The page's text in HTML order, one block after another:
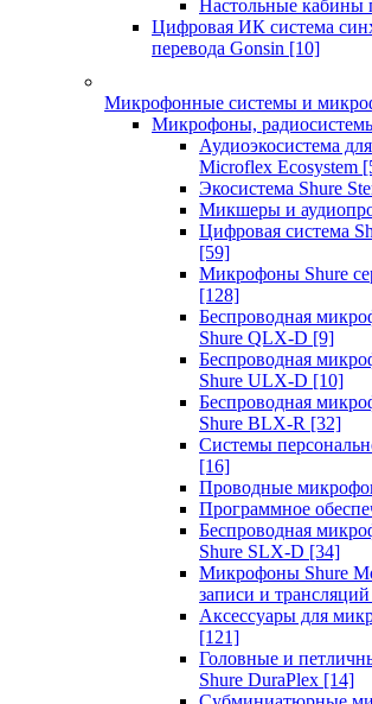
Настольные кабины
Цифровая ИК система
перевода Gonsin [10]
Микрофонные системы и
Микрофоны,
Аудиоэкосистема
Microflex Ecosystem
Экосистема Shure
Микшеры и
Цифровая система
[59]
Микрофоны Shure
[128]
Беспроводная
Shure QLX-D [9]
Беспроводная
Shure ULX-D [10]
Беспроводная
Shure BLX-R [32]
Системы
[16]
Проводные
Программное
Беспроводная
Shure SLX-D [34]
Микрофоны Shure
записи и трансляций
Аксессуары для
[121]
Головные и
Shure DuraPlex [14]